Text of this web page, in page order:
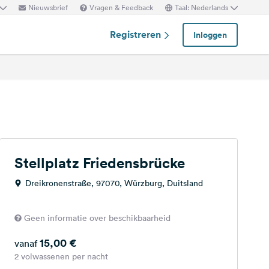
Nieuwsbrief Vragen & Feedback Taal: Nederlands
Registreren Inloggen
Stellplatz Friedensbrücke
Dreikronenstraße, 97070, Würzburg, Duitsland
Geen informatie over beschikbaarheid
vanaf 15,00 €
2 volwassenen per nacht